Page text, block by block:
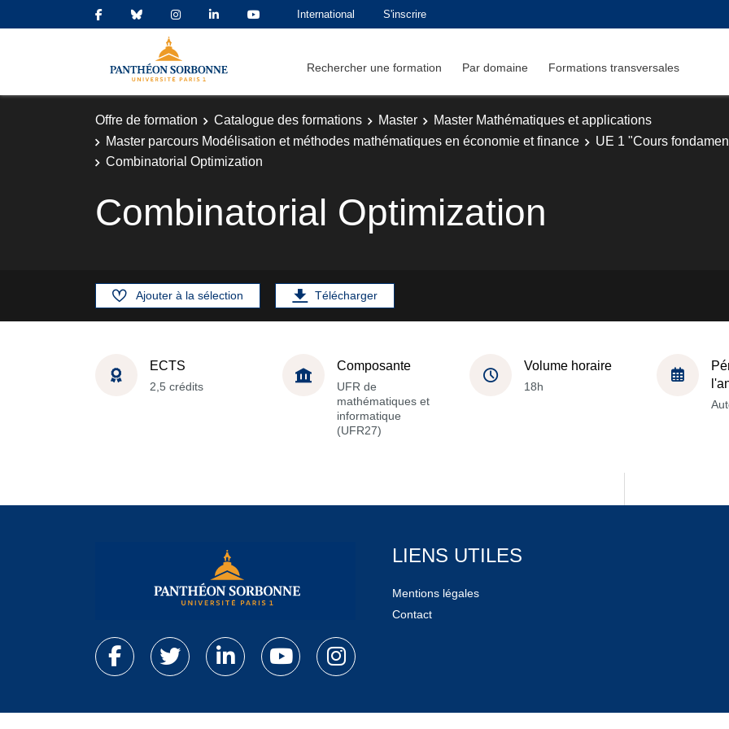
International S'inscrire
Rechercher une formation Par domaine Formations transversales
Offre de formation Catalogue des formations Master
Master Mathématiques et applications
Master parcours Modélisation et méthodes mathématiques en économie et finance
UE 1 "Cours
Combinatorial Optimization
Combinatorial Optimization
Ajouter à la sélection Télécharger
ECTS
2,5 crédits
Composante
UFR de
mathématiques et
informatique
(UFR27)
Volume horaire
18h
LIENS UTILES
Mentions légales
Contact